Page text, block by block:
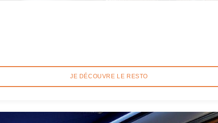
JE DÉCOUVRE LE RESTO